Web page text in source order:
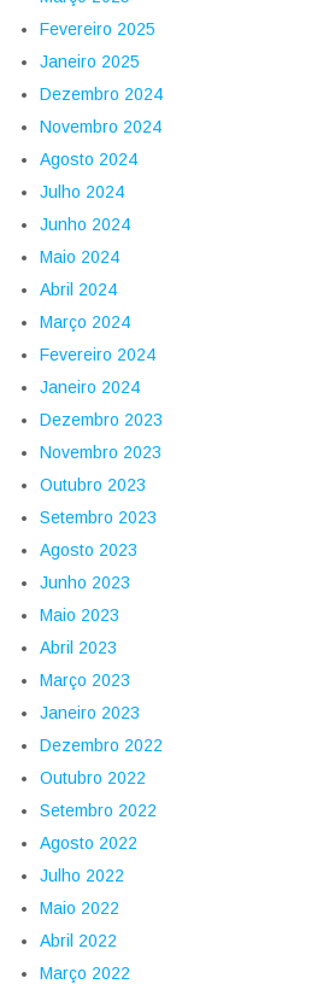
Fevereiro 2025
Janeiro 2025
Dezembro 2024
Novembro 2024
Agosto 2024
Julho 2024
Junho 2024
Maio 2024
Abril 2024
Março 2024
Fevereiro 2024
Janeiro 2024
Dezembro 2023
Novembro 2023
Outubro 2023
Setembro 2023
Agosto 2023
Junho 2023
Maio 2023
Abril 2023
Março 2023
Janeiro 2023
Dezembro 2022
Outubro 2022
Setembro 2022
Agosto 2022
Julho 2022
Maio 2022
Abril 2022
Março 2022